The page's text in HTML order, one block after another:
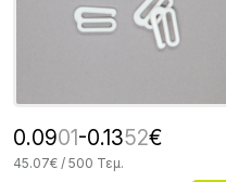
0.0901-0.1352€
45.07€ / 500 Τεμ.